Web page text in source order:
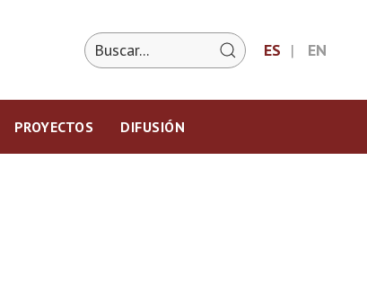
ES EN
PROYECTOS DIFUSIÓN